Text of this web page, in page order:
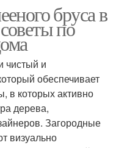
бруса в
по
чистый и
обеспечивает
в которых активно
дерева,
Загородные
визуально